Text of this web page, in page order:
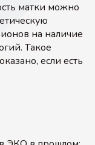
матки можно
на наличие
Такое
если есть